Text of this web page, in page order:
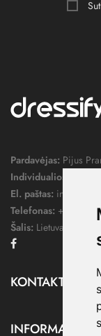
Pardavėjas: Pijus
Individualios veiklos
El. paštas:
Telefonas: +370
Šalis: Lietuva
KONTAKTAI
INFORMACIJA